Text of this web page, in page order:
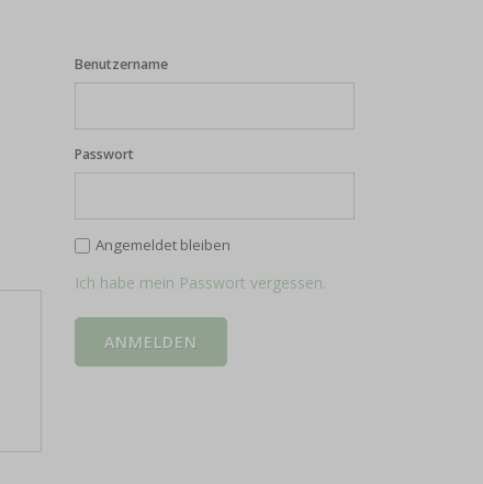
Benutzername
Passwort
Angemeldet bleiben
Ich habe mein Passwort vergessen.